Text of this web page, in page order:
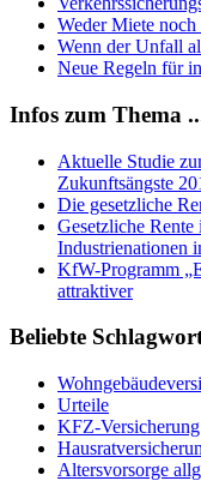
Weder Miete
Wenn der Unfall
Neue Regeln für
Infos zum Thema
Aktuelle Studie
Zukunftsängste
Die gesetzliche
Gesetzliche
Industrienationen
KfW-Programm
attraktiver
Beliebte
Urteile
KFZ-Versicherung
Altersvorsorge